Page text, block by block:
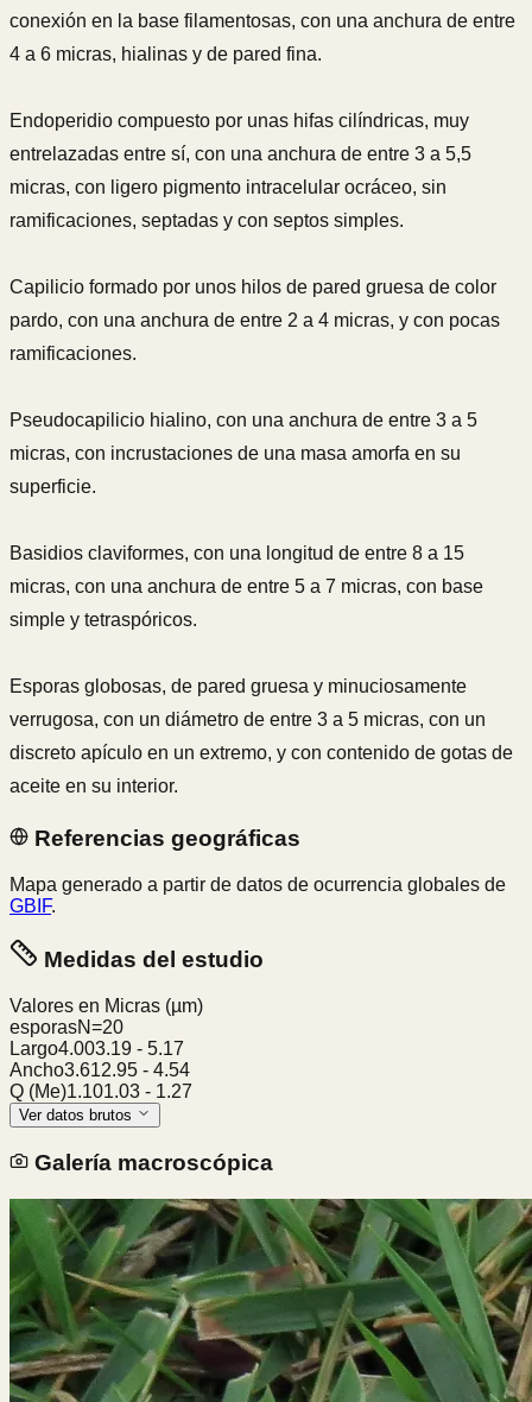
conexión en la base filamentosas, con una anchura de entre
4 a 6 micras, hialinas y de pared fina.
Endoperidio compuesto por unas hifas cilíndricas, muy
entrelazadas entre sí, con una anchura de entre 3 a 5,5
micras, con ligero pigmento intracelular ocráceo, sin
ramificaciones, septadas y con septos simples.
Capilicio formado por unos hilos de pared gruesa de color
pardo, con una anchura de entre 2 a 4 micras, y con pocas
ramificaciones.
Pseudocapilicio hialino, con una anchura de entre 3 a 5
micras, con incrustaciones de una masa amorfa en su
superficie.
Basidios claviformes, con una longitud de entre 8 a 15
micras, con una anchura de entre 5 a 7 micras, con base
simple y tetraspóricos.
Esporas globosas, de pared gruesa y minuciosamente
verrugosa, con un diámetro de entre 3 a 5 micras, con un
discreto apículo en un extremo, y con contenido de gotas de
aceite en su interior.
Referencias geográficas
Mapa generado a partir de datos de ocurrencia globales de
GBIF.
Medidas del estudio
Valores en Micras (µm)
esporasN=20
Largo4.003.19 - 5.17
Ancho3.612.95 - 4.54
Q (Me)1.101.03 - 1.27
Ver datos brutos
Galería macroscópica